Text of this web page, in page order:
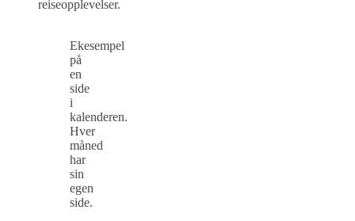
reiseopplevelser.
Ekesempel
på
en
side
i
kalenderen.
Hver
måned
har
sin
egen
side.